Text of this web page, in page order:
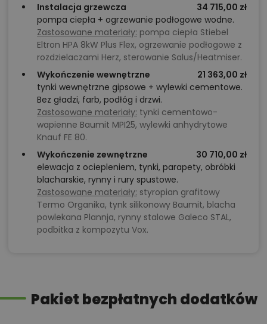
Instalacja grzewcza
34 715,00 zł
pompa ciepła + ogrzewanie podłogowe wodne.
Zastosowane materiały: pompa ciepła Stiebel
Eltron HPA 8kW Plus Flex, ogrzewanie podłogowe z
rozdzielaczami Herz, sterowanie Salus/Heatmiser.
Wykończenie wewnętrzne
21 363,00 zł
tynki wewnętrzne gipsowe + wylewki cementowe.
Bez gładzi, farb, podłóg i drzwi.
Zastosowane materiały: tynki cementowo-
wapienne Baumit MPI25, wylewki anhydrytowe
Knauf FE 80.
Wykończenie zewnętrzne
30 710,00 zł
elewacja z ociepleniem, tynki, parapety, obróbki
blacharskie, rynny i rury spustowe.
Zastosowane materiały: styropian grafitowy
Termo Organika, tynk silikonowy Baumit, blacha
powlekana Plannja, rynny stalowe Galeco STAL,
podbitka z kompozytu Vox.
Pakiet bezpłatnych dodatków